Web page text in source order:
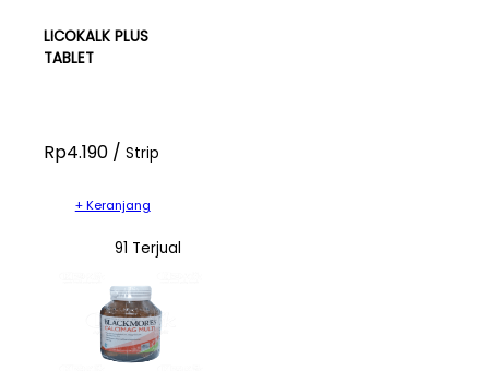
LICOKALK PLUS
TABLET
Rp4.190 / Strip
+ Keranjang
91 Terjual